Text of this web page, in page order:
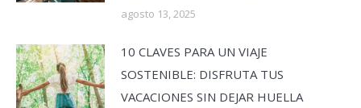
agosto 13, 2025
10 CLAVES PARA UN VIAJE
SOSTENIBLE: DISFRUTA TUS
VACACIONES SIN DEJAR HUELLA